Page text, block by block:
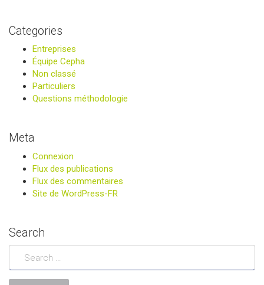
Categories
Entreprises
Équipe Cepha
Non classé
Particuliers
Questions méthodologie
Meta
Connexion
Flux des publications
Flux des commentaires
Site de WordPress-FR
Search